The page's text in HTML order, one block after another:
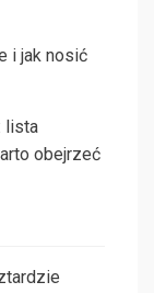
i jak nosić
lista
obejrzeć